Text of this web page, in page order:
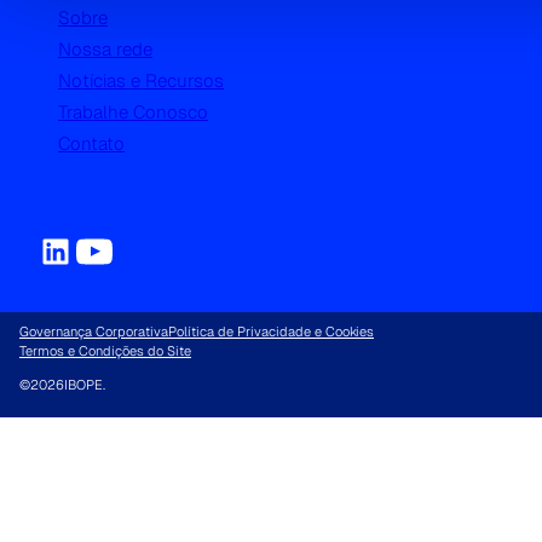
Sobre
Nossa rede
Notícias e Recursos
Trabalhe Conosco
Contato
Governança CorporativaPolítica de Privacidade e Cookies
Termos e Condições do Site
©2026IBOPE.